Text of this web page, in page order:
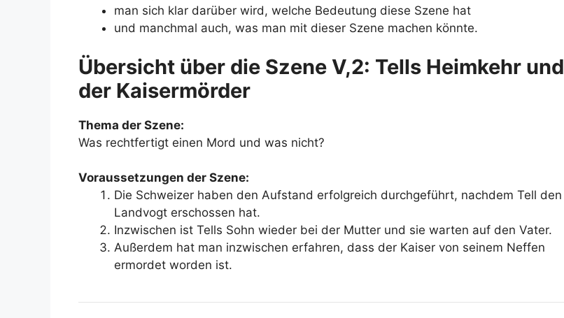
man sich klar darüber wird, welche Bedeutung diese Szene hat
und manchmal auch, was man mit dieser Szene machen könnte.
Übersicht über die Szene V,2: Tells Heimkehr und
der Kaisermörder
Thema der Szene:
Was rechtfertigt einen Mord und was nicht?
Voraussetzungen der Szene:
Die Schweizer haben den Aufstand erfolgreich durchgeführt, nachdem Tell den
Landvogt erschossen hat.
Inzwischen ist Tells Sohn wieder bei der Mutter und sie warten auf den Vater.
Außerdem hat man inzwischen erfahren, dass der Kaiser von seinem Neffen
ermordet worden ist.